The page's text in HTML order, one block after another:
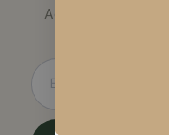
Actualités légales,